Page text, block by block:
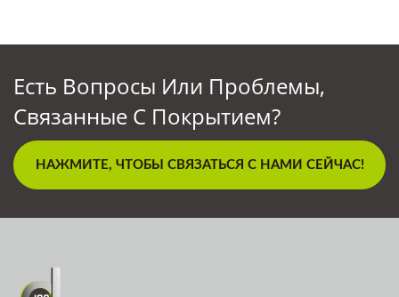
Есть Вопросы Или Проблемы,
Связанные С Покрытием?
НАЖМИТЕ, ЧТОБЫ СВЯЗАТЬСЯ С НАМИ СЕЙЧАС!